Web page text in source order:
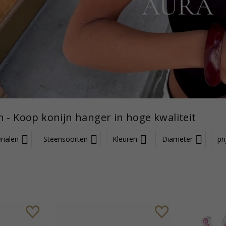
- Koop konijn hanger in hoge kwaliteit
Steensoorten Kleuren Diameter